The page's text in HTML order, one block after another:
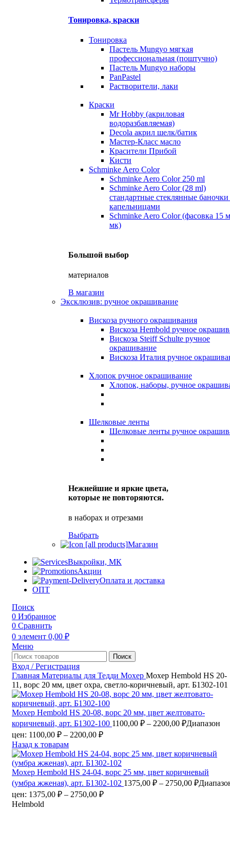
Тонировка, краски
Тонировка
Пастель Mungyo мягкая
профессиональная (поштучно)
Пастель Mungyo наборы
PanPastel
Растворители, лаки
Краски
Mr Hobby (акриловая
водоразбавляемая)
Decola акрил шелк/батик
Мастер-Класс масло
Красители Прибой
Кисти
Schminke Aero Color
Schminke Aero Color 250 ml
Schminke Aero Color (28 ml)
стандартные стеклянные баночки
капельницами
Schminke Aero Color (фасовка 15
мк)
Большой выбор
материалов
В магазин
Эксклюзив: ручное окрашивание
Вискоза ручного окрашивания
Вискоза Hembold ручное
Вискоза Steiff Schulte ручное
окрашивание
Вискоза Италия ручное
Хлопок ручное окрашивание
Хлопок, наборы, ручное
Шелковые ленты
Шелковые ленты ручное
Нежнейшие и яркие цвета,
которые не повторяются.
в наборах и отрезами
Выбрать
Магазин
Выкройки, МК
Акции
Оплата и доставка
ОПТ
Поиск
0 Избранное
0 Сравнить
0 элемент 0,00 ₽
Меню
Поиск
Вход / Регистрация
Главная Материалы для Тедди Мохер Мохер Hembold HS 20-
11, ворс 20 мм, цвет охра, светло-коричневый, арт. Б1302-101
Мохер Hembold HS 20-08, ворс 20 мм, цвет желтовато-
коричневый, арт. Б1302-100 1100,00 ₽ – 2200,00 ₽Диапазон
цен: 1100,00 ₽ – 2200,00 ₽
Назад к товарам
Мохер Hembold HS 24-04, ворс 25 мм, цвет коричневый
(умбра жженая), арт. Б1302-102 1375,00 ₽ – 2750,00 ₽
цен: 1375,00 ₽ – 2750,00 ₽
Helmbold